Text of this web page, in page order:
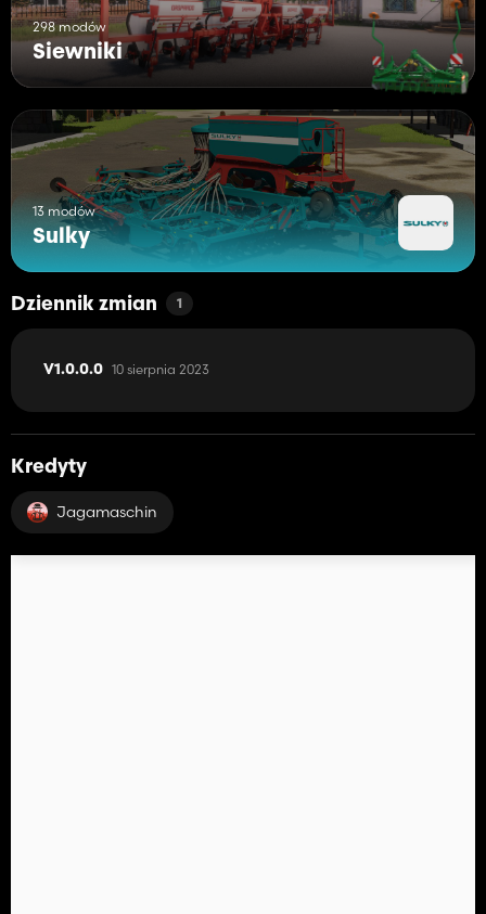
298 modów
Siewniki
13 modów
Sulky
Dziennik zmian 1
V1.0.0.0 10 sierpnia 2023
Kredyty
Jagamaschin